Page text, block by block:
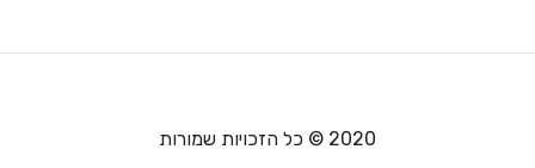
2020 © כל הזכויות שמורות